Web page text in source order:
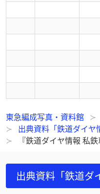
東急編成写真・資料館
出典資料「鉄道ダイヤ
『鉄道ダイヤ情報 私
出典資料「鉄道ダ